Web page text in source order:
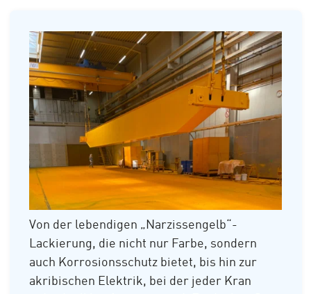
Von der lebendigen „Narzissengelb“-
Lackierung, die nicht nur Farbe, sondern
auch Korrosionsschutz bietet, bis hin zur
akribischen Elektrik, bei der jeder Kran